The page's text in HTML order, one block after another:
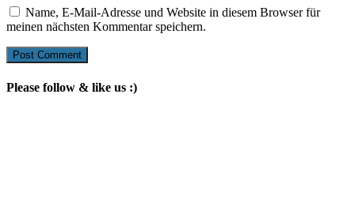
Name, E-Mail-Adresse und Website in diesem Browser für
meinen nächsten Kommentar speichern.
Please follow & like us :)